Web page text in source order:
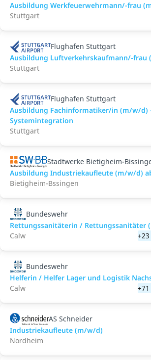
Ausbildung Werkfeuerwehrmann/-frau
Stuttgart
Flughafen Stuttgart
Ausbildung Luftverkehrskaufmann/-frau
Stuttgart
Flughafen Stuttgart
Ausbildung Fachinformatiker/in (m/w/d)
Systemintegration
Stuttgart
Stadtwerke Bietigheim-
Ausbildung Industriekaufleute (m/w/d)
Bietigheim-Bssingen
Bundeswehr
Rettungssanitäterin / Rettungssanitäter
Calw
Bundeswehr
Helferin / Helfer Lager und Logistik
Calw
AS Schneider
Industriekaufleute (m/w/d)
Nordheim